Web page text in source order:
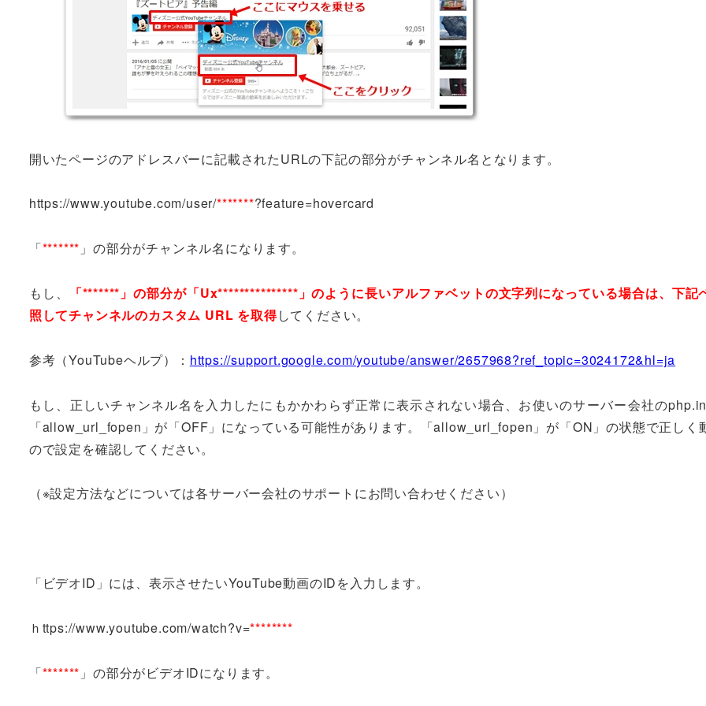
開いたページのアドレスバーに記載されたURLの下記の部分がチャンネル名となります。
https://www.youtube.com/user/*******?feature=hovercard
「******* 」の部分がチャンネル名になります。
もし、
「*******」の部分が「Ux***************」のように長いアルファベットの文字列になっている場合は、下記
照してチャンネルのカスタム URL を取得してください。
参考（YouTubeヘルプ）： https://support.google.com/youtube/answer/2657968?ref_topic=3024172&hl=ja
もし、正しいチャンネル名を入力したにもかかわらず正常に表示されない場合、お使いのサーバー会社の
「allow_url_fopen」が「OFF」になっている可能性があります。「allow_url_fopen」が「ON」の状態で正しく
ので設定を確認してください。
（※設定方法などについては各サーバー会社のサポートにお問い合わせください）
「ビデオID」には、表示させたいYouTube動画のIDを入力します。
ｈttps://www.youtube.com/watch?v=********
「******* 」の部分がビデオIDになります。